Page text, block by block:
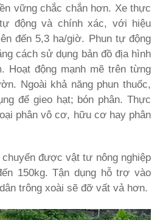
vững chắc chắn hơn. Xe thực
động và chính xác, với hiệu
đến 5,3 ha/giờ. Phun tự động
cách sử dụng bản đồ địa hình
Hoạt động mạnh mẽ trên từng
Ngoài khả năng phun thuốc,
để gieo hạt; bón phân. Thực
phân vô cơ, hữu cơ hay phân
được vật tư nông nghiệp
150kg. Tận dụng hỗ trợ vào
trông xoài sẽ đỡ vất vả hơn.